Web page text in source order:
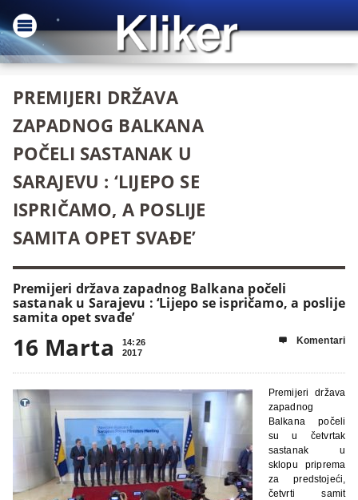
PREMIJERI DRŽAVA
ZAPADNOG BALKANA
POČELI SASTANAK U
SARAJEVU : ‘LIJEPO SE
ISPRIČAMO, A POSLIJE
SAMITA OPET SVAĐE’
Premijeri država zapadnog Balkana počeli
sastanak u Sarajevu : ‘Lijepo se ispričamo, a poslije
samita opet svađe’
16 Marta
14:26
2017
 Komentari
Premijeri država
zapadnog
Balkana počeli
su u četvrtak
sastanak u
sklopu priprema
za predstojeći,
četvrti samit